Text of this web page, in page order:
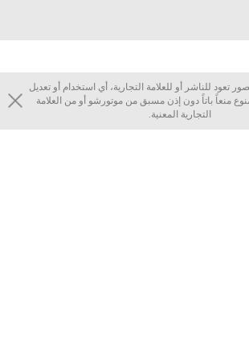
تعود للناشر أو للعلامة التجارية، أي استخدام أو تعديل
منعاً باتاً دون إذن مسبق من موتورشو أو من العلامة
التجارية المعنية.